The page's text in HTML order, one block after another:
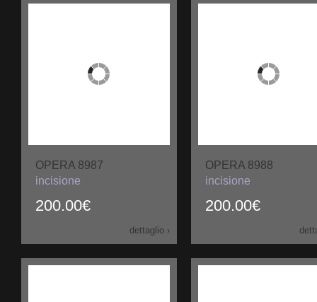
OPERA 8987
200.00€
incisione
dettaglio ›
OPERA 8988
200.00€
incisione